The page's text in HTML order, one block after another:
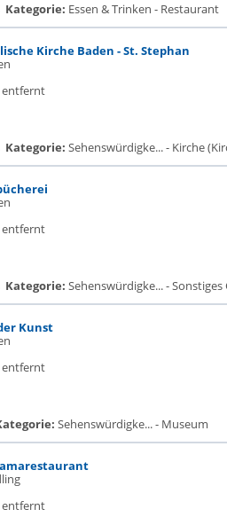
Kategorie: Essen & Trinken - Restaurant
Kirche Baden - St. Stephan
entfernt
Kategorie: Sehenswürdigke... - Kirche
entfernt
Kategorie: Sehenswürdigke... - Sonstiges
Kunst
entfernt
Sehenswürdigke... - Museum
entfernt